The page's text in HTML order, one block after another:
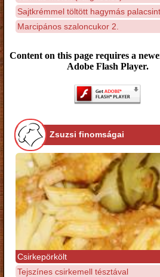
Sajtkrémmel töltött hagymás
Marcipános szaloncukor 2.
Content on this page requires a
Adobe Flash Player.
Zsuzsi finomságai
Csirkepörkölt
Tejszínes csirkemell tésztával